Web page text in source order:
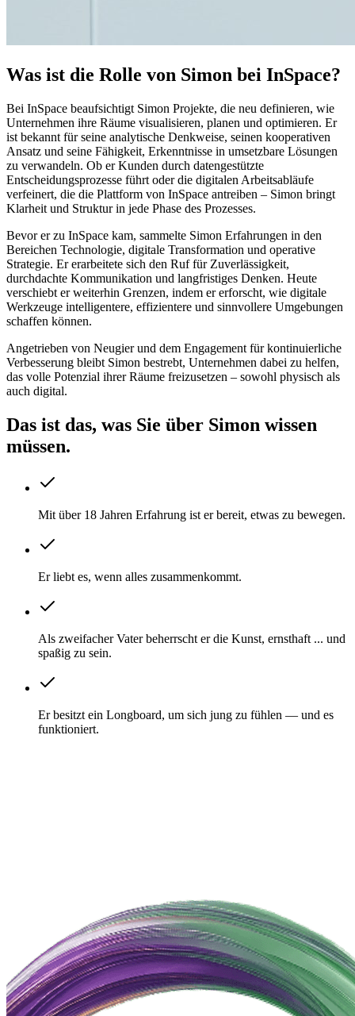
Was ist die Rolle von Simon bei InSpace?
Bei InSpace beaufsichtigt Simon Projekte, die neu definieren, wie
Unternehmen ihre Räume visualisieren, planen und optimieren. Er
ist bekannt für seine analytische Denkweise, seinen kooperativen
Ansatz und seine Fähigkeit, Erkenntnisse in umsetzbare Lösungen
zu verwandeln. Ob er Kunden durch datengestützte
Entscheidungsprozesse führt oder die digitalen Arbeitsabläufe
verfeinert, die die Plattform von InSpace antreiben – Simon bringt
Klarheit und Struktur in jede Phase des Prozesses.
Bevor er zu InSpace kam, sammelte Simon Erfahrungen in den
Bereichen Technologie, digitale Transformation und operative
Strategie. Er erarbeitete sich den Ruf für Zuverlässigkeit,
durchdachte Kommunikation und langfristiges Denken. Heute
verschiebt er weiterhin Grenzen, indem er erforscht, wie digitale
Werkzeuge intelligentere, effizientere und sinnvollere Umgebungen
schaffen können.
Angetrieben von Neugier und dem Engagement für kontinuierliche
Verbesserung bleibt Simon bestrebt, Unternehmen dabei zu helfen,
das volle Potenzial ihrer Räume freizusetzen – sowohl physisch als
auch digital.
Das ist das, was Sie über Simon wissen
müssen.
Mit über 18 Jahren Erfahrung ist er bereit, etwas zu bewegen.
Er liebt es, wenn alles zusammenkommt.
Als zweifacher Vater beherrscht er die Kunst, ernsthaft ... und
spaßig zu sein.
Er besitzt ein Longboard, um sich jung zu fühlen — und es
funktioniert.